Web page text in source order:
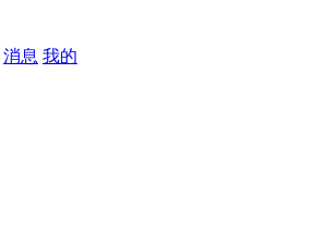
消息 我的